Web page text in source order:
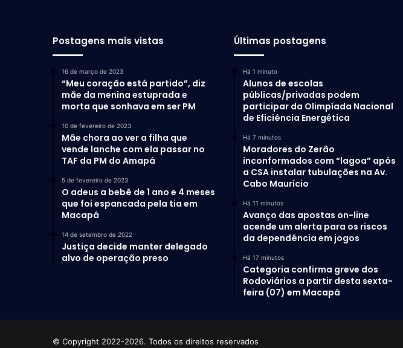
Postagens mais vistas
16 de março de 2023
“Meu coração está partido”, diz
mãe da menina estuprada e
morta que sonhava em ser PM
10 de fevereiro de 2023
Mãe chora ao ver a filha que
vende lanche com ela passar no
TAF da PM do Amapá
5 de fevereiro de 2023
O adeus a bebê de 1 ano e 4 meses
que foi espancada pela tia em
Macapá
14 de setembro de 2022
Justiça decide manter delegado
alvo de operação preso
Últimas postagens
Há 1 minuto
Alunos de escolas
públicas/privadas podem
participar da Olimpíada Nacional
de Eficiência Energética
Há 7 minutos
Moradores do Zerão
inconformados com “lagoa” após
a CSA instalar tubulações na Av.
Cabo Maurício
Há 11 minutos
Avanço das apostas on-line
acende um alerta para os riscos
da dependência em jogos
Há 17 minutos
Categoria confirma greve dos
Rodoviários a partir desta sexta-
feira (07) em Macapá
© Copyright 2022-2026. Todos os direitos reservados